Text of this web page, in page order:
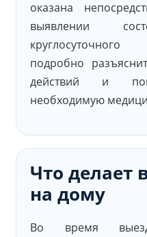
оказана
выявлении
подробно
действий и
необходимую
Что делает
на дому
Во время